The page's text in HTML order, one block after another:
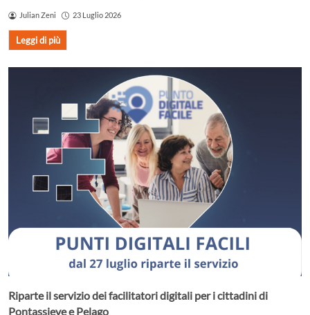
Julian Zeni 23 Luglio 2026
Leggi di più
Riparte il servizio dei facilitatori digitali per i cittadini di
Pontassieve e Pelago